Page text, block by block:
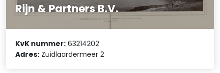
Rijn & Partners B.V.
KvK nummer: 63214202
Adres: Zuidlaardermeer 2